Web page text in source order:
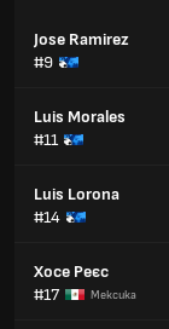
Jose Ramirez
#9
Luis Morales
#11
Luis Lorona
#14
Хосе Реєс
#17
Мексика